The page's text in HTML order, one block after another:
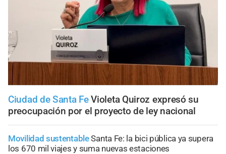
Ciudad de Santa Fe Violeta Quiroz expresó su
preocupación por el proyecto de ley nacional
Movilidad sustentableSanta Fe: la bici pública ya supera
los 670 mil viajes y suma nuevas estaciones